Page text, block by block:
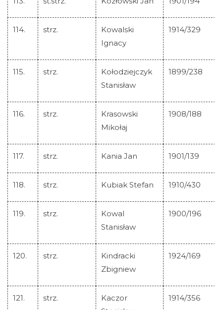
114. strz.
Kowalski
Ignacy
1914/329
115. strz.
Kołodziejczyk
Stanisław
1899/238
116. strz.
Krasowski
Mikołaj
1908/188
117. strz. Kania Jan 1901/139
118. strz. Kubiak Stefan 1910/430
119. strz.
Kowal
Stanisław
1900/196
120. strz.
Kindracki
Zbigniew
1924/169
121. strz.
Kaczor
1914/356